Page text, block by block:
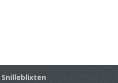
Snilleblixten